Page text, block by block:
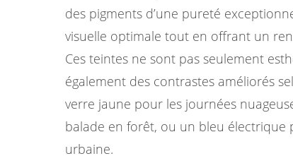
des pigments d’une pureté
visuelle optimale tout en offrant un
Ces teintes ne sont pas seulement
également des contrastes améliorés
verre jaune pour les journées
balade en forêt, ou un bleu
urbaine.